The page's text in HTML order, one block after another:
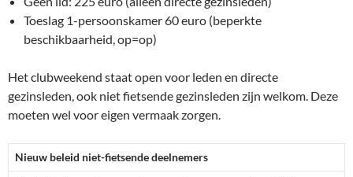
Toeslag 1-persoonskamer 60 euro (beperkte
beschikbaarheid, op=op)
Het clubweekend staat open voor leden en directe
gezinsleden, ook niet fietsende gezinsleden zijn welkom. Deze
moeten wel voor eigen vermaak zorgen.
Nieuw beleid niet-fietsende deelnemers